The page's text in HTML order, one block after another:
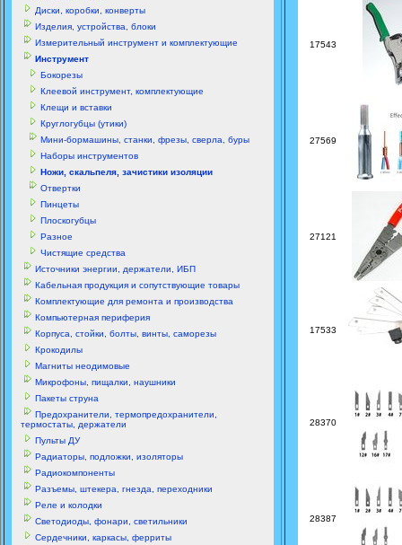
Диски, коробки, конверты
Изделия, устройства, блоки
Измерительный инструмент и комплектующие
Инструмент
Бокорезы
Клеевой инструмент, комплектующие
Клещи и вставки
Круглогубцы (утики)
Мини-бормашины, станки, фрезы, сверла, буры
Наборы инструментов
Ножи, скальпеля, зачистики изоляции
Отвертки
Пинцеты
Плоскогубцы
Разное
Чистящие средства
Источники энергии, держатели, ИБП
Кабельная продукция и сопутствующие товары
Комплектующие для ремонта и производства
Компьютерная периферия
Корпуса, стойки, болты, винты, саморезы
Крокодилы
Магниты неодимовые
Микрофоны, пищалки, наушники
Пакеты струна
Предохранители, термопредохранители,
термостаты, держатели
Пульты ДУ
Радиаторы, подложки, изоляторы
Радиокомпоненты
Разъемы, штекера, гнезда, переходники
Реле и колодки
Светодиоды, фонари, светильники
Сердечники, каркасы, ферриты
17543
27569
27121
17533
28370
28387